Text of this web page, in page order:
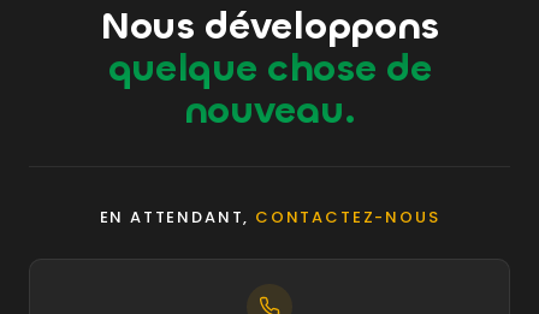
Nous développons
quelque chose de
nouveau.
EN ATTENDANT, CONTACTEZ-NOUS